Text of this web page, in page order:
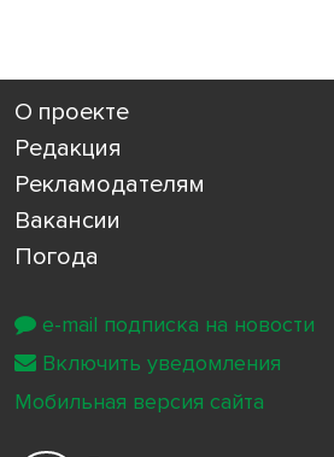
О проекте
Редакция
Рекламодателям
Вакансии
Погода
e-mail подписка на новости
Включить уведомления
Мобильная версия сайта